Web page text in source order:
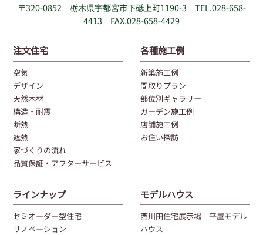
〒320-0852 栃木県宇都宮市下砥上町1190-3
TEL.028-658-
4413 FAX.028-658-4429
注文住宅
空気
デザイン
天然木材
構造・耐震
断熱
遮熱
家づくりの流れ
品質保証・アフターサービス
各種施工例
新築施工例
間取りプラン
部位別ギャラリー
ガーデン施工例
店舗施工例
お住い探訪
ラインナップ
セミオーダー型住宅
リノベーション
モデルハウス
西川田住宅展示場 平屋モデル
ハウス